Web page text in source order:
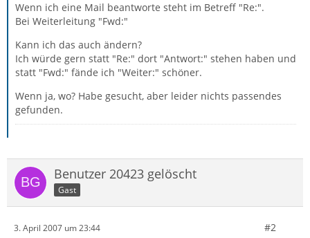
Wenn ich eine Mail beantworte steht im Betreff "Re:".
Bei Weiterleitung "Fwd:"
Kann ich das auch ändern?
Ich würde gern statt "Re:" dort "Antwort:" stehen haben und
statt "Fwd:" fände ich "Weiter:" schöner.
Wenn ja, wo? Habe gesucht, aber leider nichts passendes
gefunden.
Benutzer 20423 gelöscht
Gast
3. April 2007 um 23:44 #2